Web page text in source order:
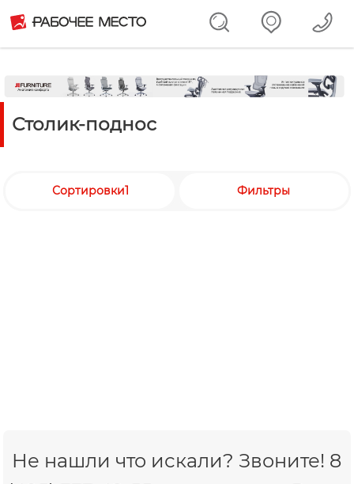
Столик-поднос
Сортировки1 Фильтры
Не нашли что искали? Звоните! 8